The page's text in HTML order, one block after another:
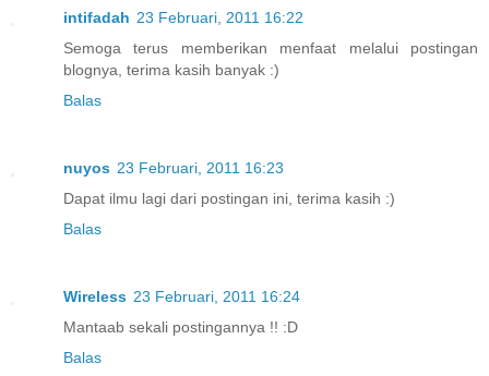
intifadah 23 Februari, 2011 16:22
Semoga terus memberikan menfaat melalui postingan
blognya, terima kasih banyak :)
Balas
nuyos 23 Februari, 2011 16:23
Dapat ilmu lagi dari postingan ini, terima kasih :)
Balas
Wireless 23 Februari, 2011 16:24
Mantaab sekali postingannya !! :D
Balas